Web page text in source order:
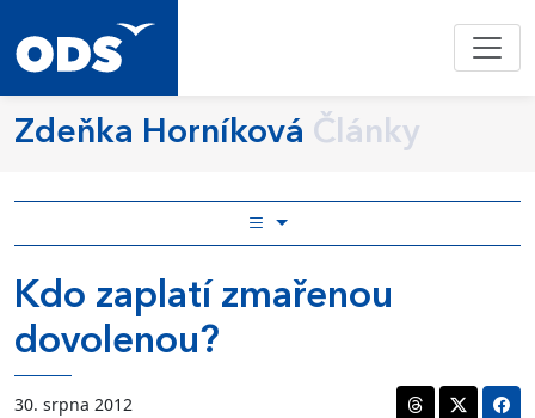
Zdeňka Horníková Články
Kdo zaplatí zmařenou
dovolenou?
30. srpna 2012